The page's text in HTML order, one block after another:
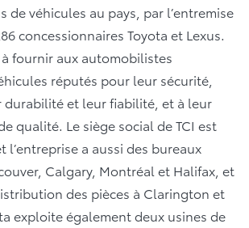
de véhicules au pays, par l’entremise
concessionnaires Toyota et Lexus.
à fournir aux automobilistes
réputés pour leur sécurité,
et leur fiabilité, et à leur
qualité. Le siège social de TCI est
l’entreprise a aussi des bureaux
Calgary, Montréal et Halifax, et
des pièces à Clarington et
exploite également deux usines de